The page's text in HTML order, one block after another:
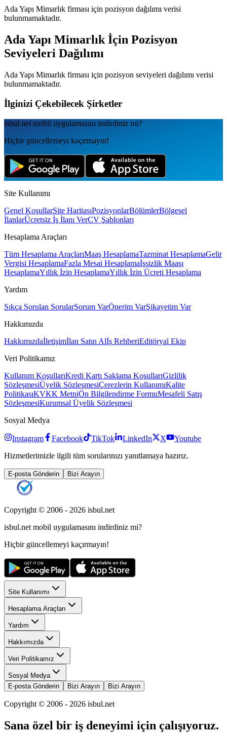
Ada Yapı Mimarlık firması için pozisyon dağılımı verisi
bulunmamaktadır.
Ada Yapı Mimarlıkİçin Pozisyon
Seviyeleri Dağılımı
Ada Yapı Mimarlık firması için pozisyon seviyeleri dağılımı verisi
bulunmamaktadır.
İlginizi Çekebilecek Şirketler
isbul.net mobil uygulamаsını indirdiniz mi?
Hiçbir güncellemeyi kaçırmayın!
Site Kullanımı
Genel KoşullarSite HaritasıPozisyonlarBölümlerBölgesel
İlanlarÜcretsiz İş İlanı VerCV Şablonları
Hesaplama Araçları
Tüm Hesaplama AraçlarıMaaş HesaplamaTazminat HesaplamaGelir
Vergisi HesaplamaFazla Mesai Hesaplamaİşsizlik Maaşı
HesaplamaYıllık İzin HesaplamaYıllık İzin Ücreti Hesaplama
Yardım
Sıkça Sorulan SorularSorum VarÖnerim VarŞikayetim Var
Hakkımızda
Hakkımızdaİletişimİlan Satın Alİş RehberiEditöryal Ekip
Veri Politikamız
Kullanım KoşullarıKredi Kartı Saklama KoşullarıGizlilik
SözleşmesiÜyelik SözleşmesiÇerezlerin KullanımıKalite
PolitikasıKVKK MetniÖn Bilgilendirme FormuMesafeli Satış
SözleşmesiKurumsal Üyelik Sözleşmesi
Sosyal Medya
Instagram Facebook TikTok LinkedIn X
Youtube
Hizmetlerimizle ilgili tüm sorularınızı yanıtlamaya hazırız.
E-posta Gönderin Bizi Arayın
Copyright © 2006 - 2026 isbul.net
isbul.net mobil uygulamasını indirdiniz mi?
Hiçbir güncellemeyi kaçırmayın!
Site Kullanımı
Hesaplama Araçları
Yardım
Hakkımızda
Veri Politikamız
Sosyal Medya
E-posta Gönderin
Bizi Arayın Bizi Arayın
Copyright © 2006 - 2026 isbul.net
Sana özel bir iş deneyimi için çalışıyoruz.